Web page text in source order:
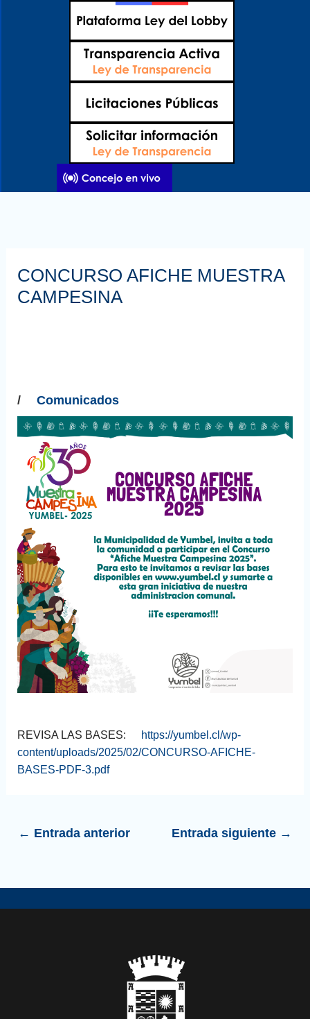
CONCURSO AFICHE MUESTRA
CAMPESINA
/ Comunicados
REVISA LAS BASES:
https://yumbel.cl/wp-
content/uploads/2025/02/CONCURSO-AFICHE-
BASES-PDF-3.pdf
← Entrada anterior Entrada siguiente →